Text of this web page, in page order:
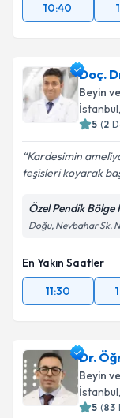
10:40
Doç.
Beyin
İstanbul
5 (2
Kardesimin
teşisleri koyarak
Özel Pendik Bölge
Doğu, Nevbahar Sk.
En Yakın Saatler
11:30
Dr.
Beyin
İstanbul
5 (83